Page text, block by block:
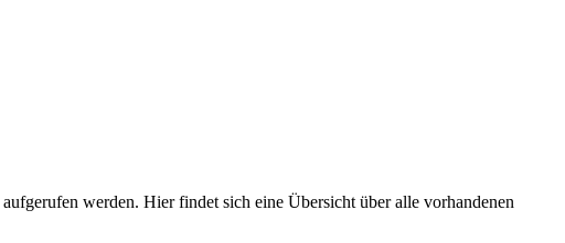
aufgerufen werden. Hier findet sich eine Übersicht über alle vorhandenen